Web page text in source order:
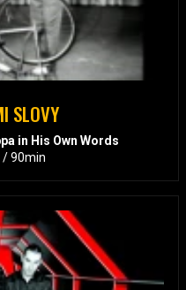
SLOVY
in His Own Words
/ 90min